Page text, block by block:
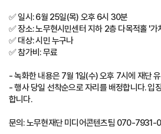
✅ 일시: 6월 25일(목) 오후 6시 30분
✅ 장소: 노무현시민센터 지하 2층 다목적홀 '가
✅ 대상: 시민 누구나
✅ 참가비: 무료
- 녹화한 내용은 7월 1일(수) 오후 7시에 재단
- 행사 당일 선착순으로 자리를 배정합니다. 입
합니다.
문의: 노무현재단 미디어콘텐츠팀 070-7931-